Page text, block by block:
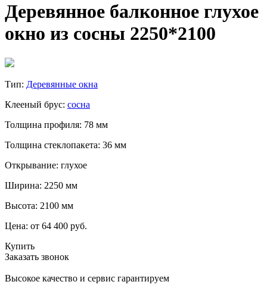
Деревянное балконное глухое
окно из сосны 2250*2100
Тип: Деревянные окна
Клееный брус: сосна
Толщина профиля: 78 мм
Толщина стеклопакета: 36 мм
Открывание: глухое
Ширина: 2250 мм
Высота: 2100 мм
Цена: от 64 400 руб.
Купить
Заказать звонок
Высокое качество и сервис гарантируем